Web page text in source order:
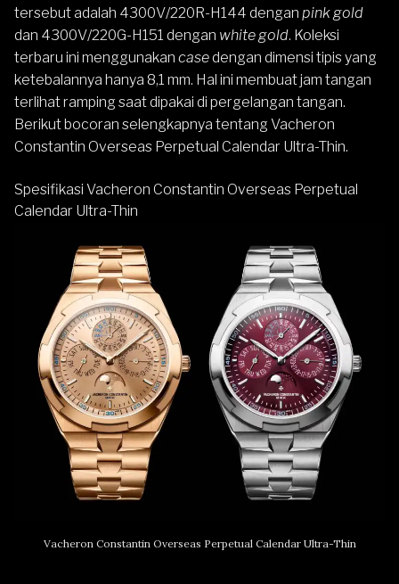
tersebut adalah 4300V/220R-H144 dengan pink gold
dan 4300V/220G-H151 dengan white gold. Koleksi
terbaru ini menggunakan casedengan dimensi tipis yang
ketebalannya hanya 8,1 mm. Hal ini membuat jam tangan
terlihat ramping saat dipakai di pergelangan tangan.
Berikut bocoran selengkapnya tentang Vacheron
Constantin Overseas Perpetual Calendar Ultra-Thin.
Spesifikasi Vacheron Constantin Overseas Perpetual
Calendar Ultra-Thin
Vacheron Constantin Overseas Perpetual Calendar Ultra-Thin